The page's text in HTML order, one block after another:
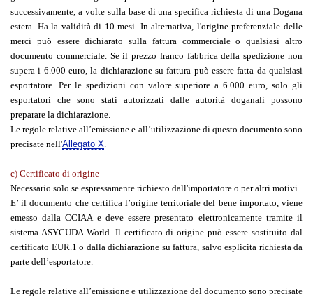
successivamente, a volte sulla base di una specifica richiesta di una Dogana
estera. Ha la validità di 10 mesi. In alternativa, l'origine preferenziale delle
merci può essere dichiarato sulla fattura commerciale o qualsiasi altro
documento commerciale. Se il prezzo franco fabbrica della spedizione non
supera i 6.000 euro, la dichiarazione su fattura può essere fatta da qualsiasi
esportatore. Per le spedizioni con valore superiore a 6.000 euro, solo gli
esportatori che sono stati autorizzati dalle autorità doganali possono
preparare la dichiarazione.
Le regole relative all’emissione e all’utilizzazione di questo documento sono
precisate nell'Allegato X.
c) Certificato di origine
Necessario solo se espressamente richiesto dall'importatore o per altri motivi.
E’ il documento che certifica l’origine territoriale del bene importato, viene
emesso dalla CCIAA e deve essere presentato elettronicamente tramite il
sistema ASYCUDA World. Il certificato di origine può essere sostituito dal
certificato EUR.1 o dalla dichiarazione su fattura, salvo esplicita richiesta da
parte dell’esportatore.
Le regole relative all’emissione e utilizzazione del documento sono precisate